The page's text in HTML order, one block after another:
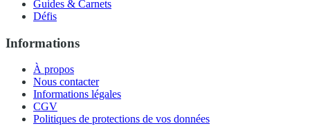
Guides & Carnets
Défis
Informations
À propos
Nous contacter
Informations légales
CGV
Politiques de protections de vos données